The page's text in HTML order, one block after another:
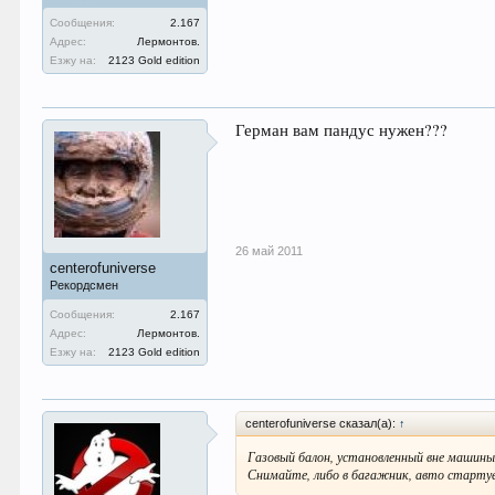
Сообщения:
2.167
Адрес:
Лермонтов.
Езжу на:
2123 Gold edition
centerofuniverse
Рекордсмен
Сообщения:
2.167
Адрес:
Лермонтов.
Езжу на:
2123 Gold edition
Герман вам пандус нужен???
26 май 2011
centerofuniverse сказал(а): ↑
Газовый балон, установленный вне
Снимайте, либо в багажник, авто